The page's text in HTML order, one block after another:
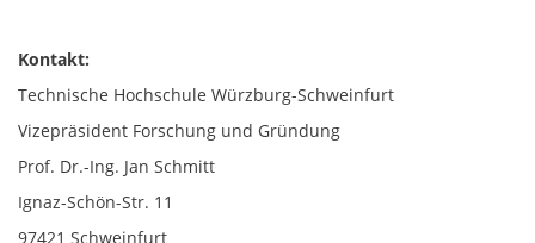
Kontakt:
Technische Hochschule Würzburg-Schweinfurt
Vizepräsident Forschung und Gründung
Prof. Dr.-Ing. Jan Schmitt
Ignaz-Schön-Str. 11
97421 Schweinfurt